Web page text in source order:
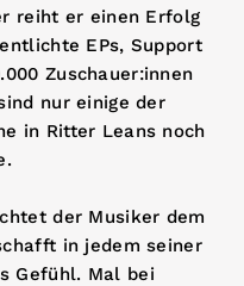
reiht er einen Erfolg
EPs, Support
Zuschauer:innen
nur einige der
in Ritter Leans noch
der Musiker dem
in jedem seiner
Gefühl. Mal bei